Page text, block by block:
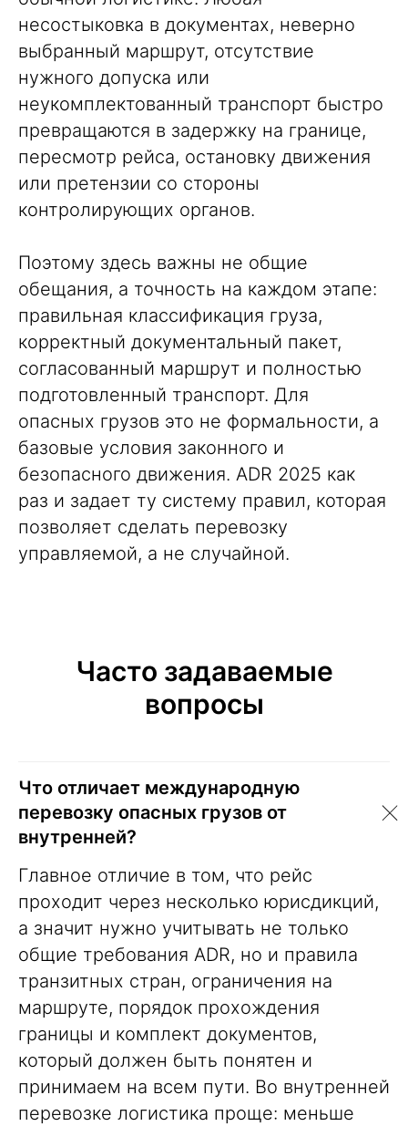
несостыковка в документах, неверно
выбранный маршрут, отсутствие
нужного допуска или
неукомплектованный транспорт быстро
превращаются в задержку на границе,
пересмотр рейса, остановку движения
или претензии со стороны
контролирующих органов.
Поэтому здесь важны не общие
обещания, а точность на каждом этапе:
правильная классификация груза,
корректный документальный пакет,
согласованный маршрут и полностью
подготовленный транспорт. Для
опасных грузов это не формальности, а
базовые условия законного и
безопасного движения. ADR 2025 как
раз и задает ту систему правил, которая
позволяет сделать перевозку
управляемой, а не случайной.
Часто задаваемые
вопросы
Что отличает международную
перевозку опасных грузов от
внутренней?
Главное отличие в том, что рейс
проходит через несколько юрисдикций,
а значит нужно учитывать не только
общие требования ADR, но и правила
транзитных стран, ограничения на
маршруте, порядок прохождения
границы и комплект документов,
который должен быть понятен и
принимаем на всем пути. Во внутренней
перевозке логистика проще: меньше